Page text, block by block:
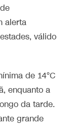
alerta
válido
de 14°C
enquanto a
da tarde.
grande